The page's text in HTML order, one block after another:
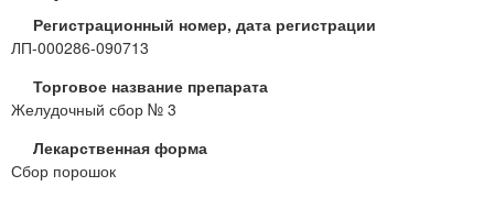
Регистрационный номер, дата регистрации
ЛП-000286-090713
Торговое название препарата
Желудочный сбор № 3
Лекарственная форма
Сбор порошок